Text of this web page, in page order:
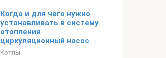
Когда и для чего нужно
устанавливать в систему
отопления
циркуляционный насос
Котлы